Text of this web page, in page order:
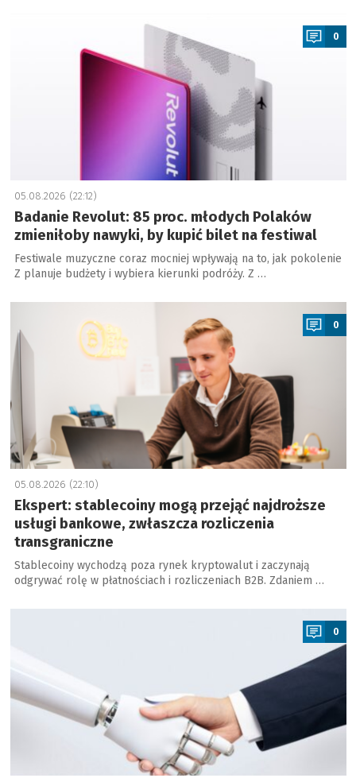
0
05.08.2026 (22:12)
Badanie Revolut: 85 proc. młodych Polaków
zmieniłoby nawyki, by kupić bilet na festiwal
Festiwale muzyczne coraz mocniej wpływają na to, jak pokolenie
Z planuje budżety i wybiera kierunki podróży. Z …
a
0
05.08.2026 (22:10)
Ekspert: stablecoiny mogą przejąć najdroższe
usługi bankowe, zwłaszcza rozliczenia
transgraniczne
Stablecoiny wychodzą poza rynek kryptowalut i zaczynają
odgrywać rolę w płatnościach i rozliczeniach B2B. Zdaniem …
a
0